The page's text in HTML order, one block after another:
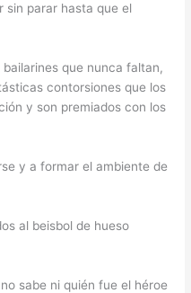
sin parar hasta que el
que nunca faltan,
contorsiones que los
y son premiados con los
y a formar el ambiente de
al beisbol de hueso
sabe ni quién fue el héroe